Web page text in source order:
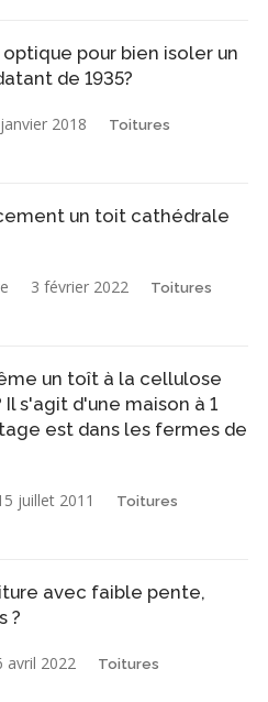
pour bien isoler un
de 1935?
2018 Toitures
un toit cathédrale
3 février 2022 Toitures
un toît à la cellulose
s'agit d'une maison à 1
est dans les fermes de
juillet 2011 Toitures
avec faible pente,
?
avril 2022 Toitures